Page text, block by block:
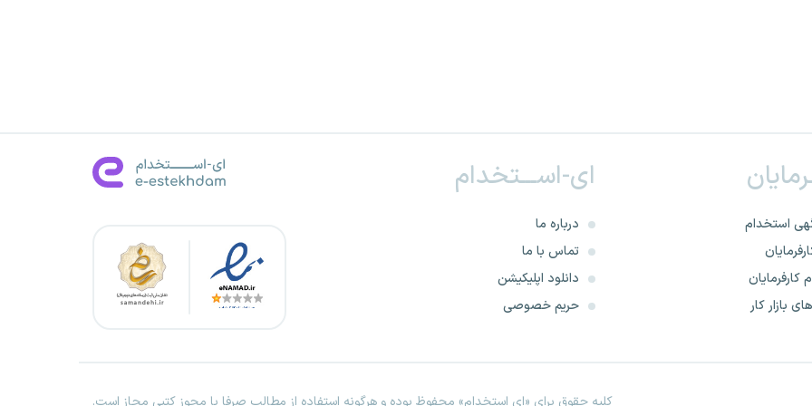
استخدام
کارفرمایان
بازار کار
ای-اســـتخدام
درباره ما
تماس با ما
دانلود اپلیکیشن
حریم خصوصی
کلیه حقوق برای «ای استخدام» محفوظ بوده و هرگونه استفاده از مطالب صرفا با مجوز کتبی مجاز است.